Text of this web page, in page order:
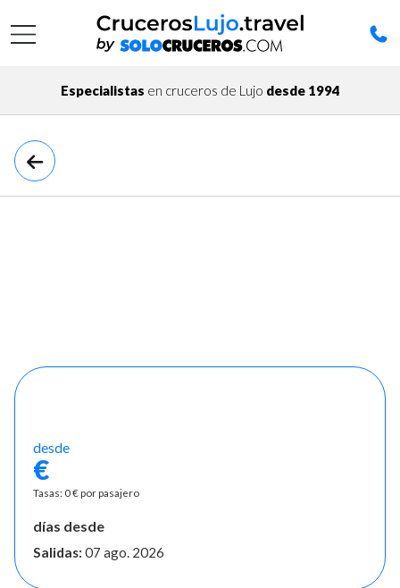
Especialistas en cruceros de Lujo desde 1994
desde
€
Tasas: 0 € por pasajero
días desde
Salidas: 07 ago. 2026